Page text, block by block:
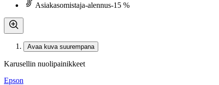
Asiakasomistaja-alennus-15 %
Avaa kuva suurempana
Karusellin nuolipainikkeet
Epson